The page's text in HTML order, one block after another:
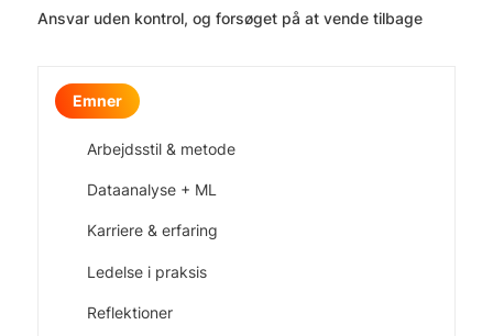
Ansvar uden kontrol, og forsøget på at vende tilbage
Emner
Arbejdsstil & metode
Dataanalyse + ML
Karriere & erfaring
Ledelse i praksis
Reflektioner